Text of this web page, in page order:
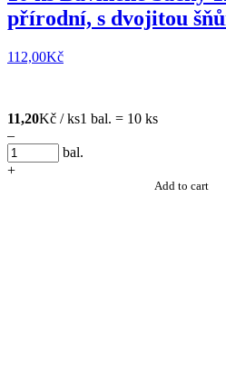
přírodní, s dvojitou
112,00Kč
11,20Kč / ks1 bal. = 10 ks
–
bal.
+
Add to cart